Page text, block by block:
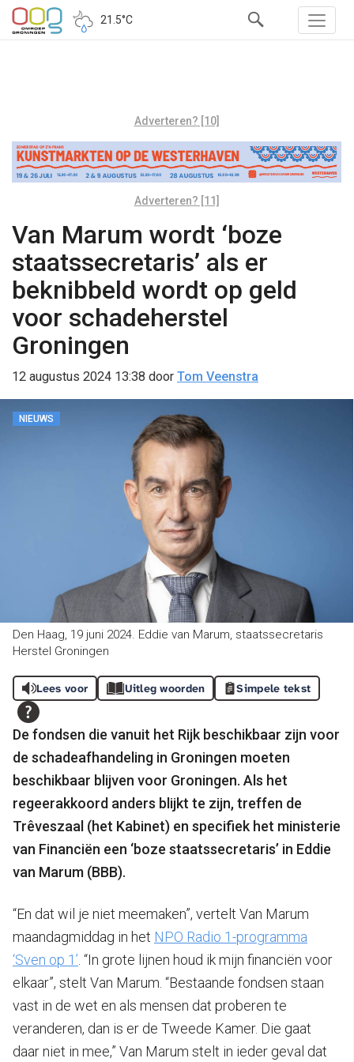
21.5°C
Adverteren? [10]
Adverteren? [11]
Van Marum wordt ‘boze
staatssecretaris’ als er
beknibbeld wordt op geld
voor schadeherstel
Groningen
12 augustus 2024 13:38 door Tom Veenstra
NIEUWS
Den Haag, 19 juni 2024. Eddie van Marum, staatssecretaris
Herstel Groningen
Lees voor Uitleg woorden Simpele tekst
De fondsen die vanuit het Rijk beschikbaar zijn voor
de schadeafhandeling in Groningen moeten
beschikbaar blijven voor Groningen. Als het
regeerakkoord anders blijkt te zijn, treffen de
Trêveszaal (het Kabinet) en specifiek het ministerie
van Financiën een ‘boze staatssecretaris’ in Eddie
van Marum (BBB).
“En dat wil je niet meemaken”, vertelt Van Marum
maandagmiddag in het NPO Radio 1-programma
‘Sven op 1’ . “In grote lijnen houd ik mijn financiën voor
elkaar”, stelt Van Marum. “Bestaande fondsen staan
vast in de wet en als mensen dat proberen te
veranderen, dan is er de Tweede Kamer. Die gaat
daar niet in mee,” Van Marum stelt in ieder geval dat